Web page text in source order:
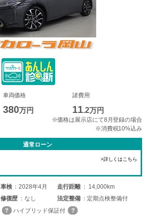
車両価格
380万円
諸費用
11.2万円
※価格は展示店にて8月登録の場合
※消費税10%込み
通常ローン
>詳しくはこちら
車検 2028年4月 走行距離
14,000km
修復歴 なし 法定整備
定期点検整備付
ハイブリッド保証付